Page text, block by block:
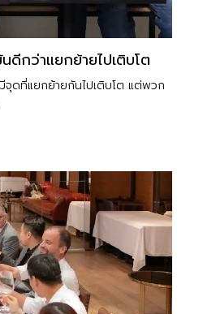
กว่าแยกย้ายไปเติบโต
จุดที่แยกย้ายกันไปเติบโต แต่พวก